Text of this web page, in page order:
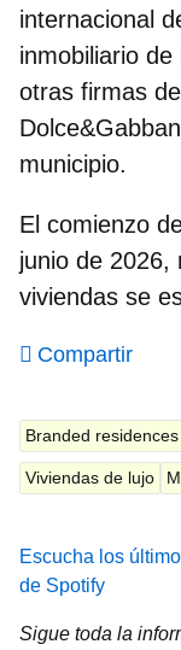
internacional
inmobiliario de
otras firmas
municipio.
El comienzo
junio de 2026,
viviendas se
Compartir
Branded residences
Viviendas de lujo
Escucha los
de Spotify
Sigue toda la